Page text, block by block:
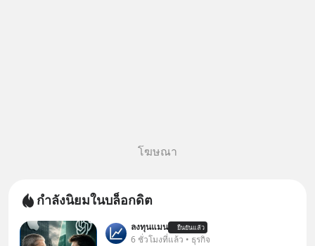
โฆษณา
กำลังนิยมในบล็อกดิต
ลงทุนแมน ยืนยันแล้ว
6 ชั่วโมงที่แล้ว • ธุรกิจ